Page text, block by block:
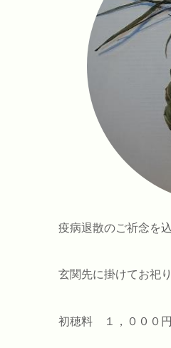
疫病退散のご祈念を
玄関先に掛けてお祀り
初穂料 １，０００円